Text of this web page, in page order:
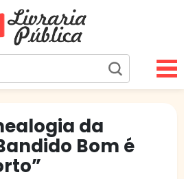
Virtual Gratuita
da
Bom é